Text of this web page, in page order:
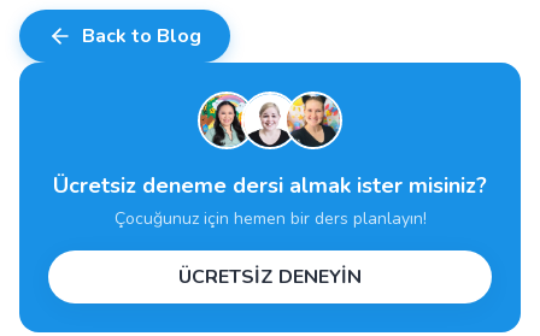
Back to Blog
Ücretsiz deneme dersi almak ister misiniz?
Çocuğunuz için hemen bir ders planlayın!
ÜCRETSİZ DENEYİN